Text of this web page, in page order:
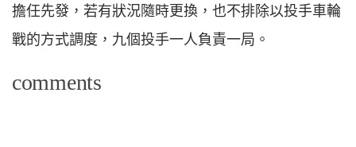
擔任先發，若有狀況隨時更換，也不排除以投手車輪
戰的方式調度，九個投手一人負責一局。
comments